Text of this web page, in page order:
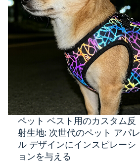
ペット ベスト用のカスタム反
射生地: 次世代のペット アパレ
ル デザインにインスピレーシ
ョンを与える